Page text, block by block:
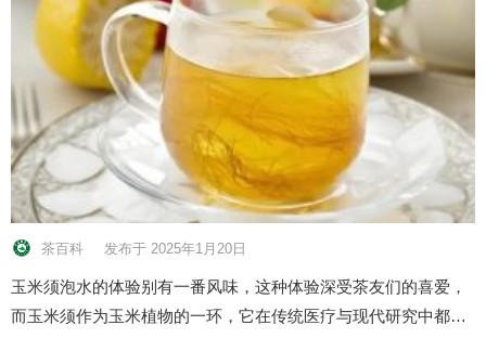
茶百科 发布于 2025年1月20日
玉米须泡水的体验别有一番风味，这种体验深受茶友们的喜爱，
而玉米须作为玉米植物的一环，它在传统医疗与现代研究中都…